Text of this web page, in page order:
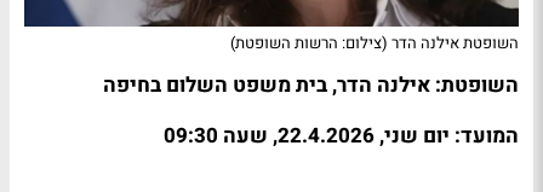
השופטת אילנה הדר (צילום: הרשות השופטת)
השופטת: אילנה הדר, בית משפט השלום בחיפה
המועד: יום שני, 22.4.2026, שעה 09:30